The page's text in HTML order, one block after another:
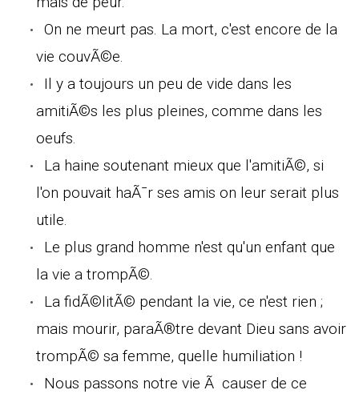
On ne meurt pas. La mort, c'est encore de la
vie couvÃ©e.
Il y a toujours un peu de vide dans les
amitiÃ©s les plus pleines, comme dans les
oeufs.
La haine soutenant mieux que l'amitiÃ©, si
l'on pouvait haÃ¯r ses amis on leur serait plus
utile.
Le plus grand homme n'est qu'un enfant que
la vie a trompÃ©.
La fidÃ©litÃ© pendant la vie, ce n'est rien ;
mais mourir, paraÃ®tre devant Dieu sans avoir
trompÃ© sa femme, quelle humiliation !
Nous passons notre vie Ã causer de ce